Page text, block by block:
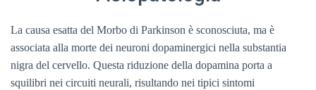
La causa esatta del Morbo di Parkinson è sconosciuta, ma è
associata alla morte dei neuroni dopaminergici nella substantia
nigra del cervello. Questa riduzione della dopamina porta a
squilibri nei circuiti neurali, risultando nei tipici sintomi